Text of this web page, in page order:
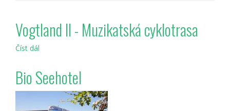
Vogtland II - Muzikatská cyklotrasa
Číst dál
Muzikatská
cyklotrasa
Bio Seehotel